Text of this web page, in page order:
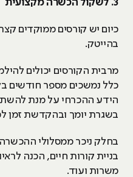
3. לשקול הכשרה מקצועית
כיום יש קורסים ממוקדים
בהייטק.
מרבית הקורסים יכולים
כלל נמשכים מספר חודשים
הידע ההכרחי על מנת
בשגרת יומך ובהקדשת זמן
בחלק ניכר ממסלולי
בניית קורות חיים, הכנה
משרות ועוד.